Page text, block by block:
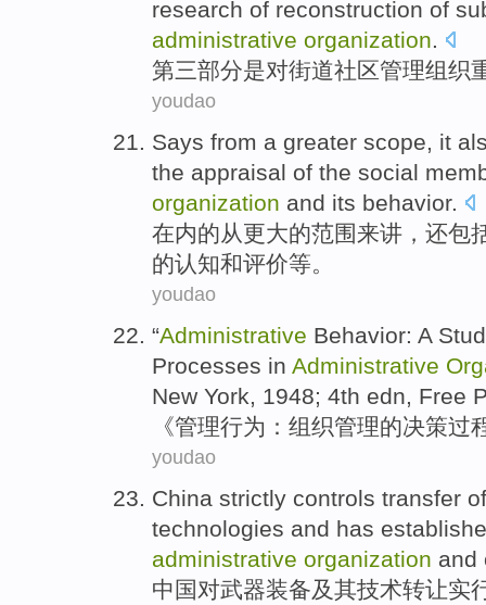
research of reconstruction of
administrative organization.
第三部分是对街道社区管理组织
youdao
Says from a greater scope, it
the appraisal of the social
organization and its behavior.
在内的从更大的范围来讲 ， 还包
的认知和评价等。
youdao
“Administrative Behavior: A
Processes in Administrative
New York, 1948; 4th edn, Free
《管理行为 ： 组织管理的决策过
youdao
China strictly controls transfer of
technologies and has
administrative organization and
中国对武器装备及其技术转让实